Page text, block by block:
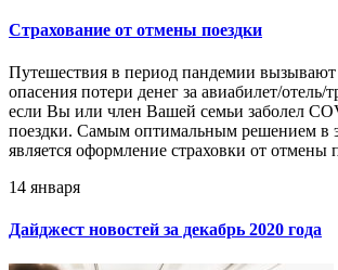
Страхование от отмены поездки
Путешествия в период пандемии
опасения потери денег за авиабилет/отель/
если Вы или член Вашей семьи заболел
поездки. Самым оптимальным решением в
является оформление страховки от отмены
14 января
Дайджест новостей за декабрь 2020 года